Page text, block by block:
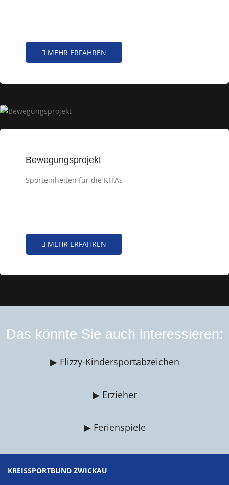
MEHR ERFAHREN
Bewegungsprojekt
Sporteinheiten für die KITAs
MEHR ERFAHREN
Das könnte Sie auch interessieren:
▶ Flizzy-Kindersportabzeichen
▶ Erzieher
▶ Ferienspiele
KREISSPORTBUND ZWICKAU